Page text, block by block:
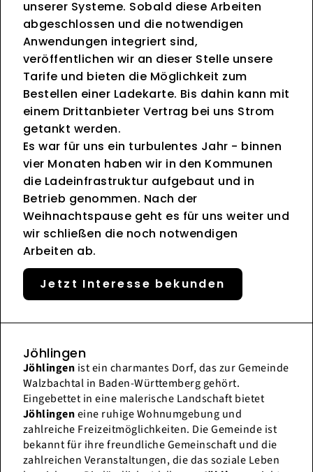
unserer Systeme. Sobald diese Arbeiten
abgeschlossen und die notwendigen
Anwendungen integriert sind,
veröffentlichen wir an dieser Stelle unsere
Tarife und bieten die Möglichkeit zum
Bestellen einer Ladekarte. Bis dahin kann mit
einem Drittanbieter Vertrag bei uns Strom
getankt werden.
Es war für uns ein turbulentes Jahr - binnen
vier Monaten haben wir in den Kommunen
die Ladeinfrastruktur aufgebaut und in
Betrieb genommen. Nach der
Weihnachtspause geht es für uns weiter und
wir schließen die noch notwendigen
Arbeiten ab.
Jetzt Interesse bekunden
Jöhlingen
Jöhlingen ist ein charmantes Dorf, das zur Gemeinde
Walzbachtal in Baden-Württemberg gehört.
Eingebettet in eine malerische Landschaft bietet
Jöhlingeneine ruhige Wohnumgebung und
zahlreiche Freizeitmöglichkeiten. Die Gemeinde ist
bekannt für ihre freundliche Gemeinschaft und die
zahlreichen Veranstaltungen, die das soziale Leben